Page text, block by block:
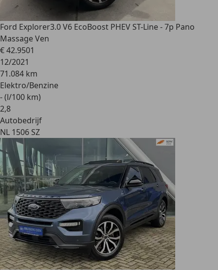
Ford Explorer3.0 V6 EcoBoost PHEV ST-Line - 7p Pano
Massage Ven
€ 42.9501
12/2021
71.084 km
Elektro/Benzine
- (l/100 km)
2,8
Autobedrijf
NL 1506 SZ